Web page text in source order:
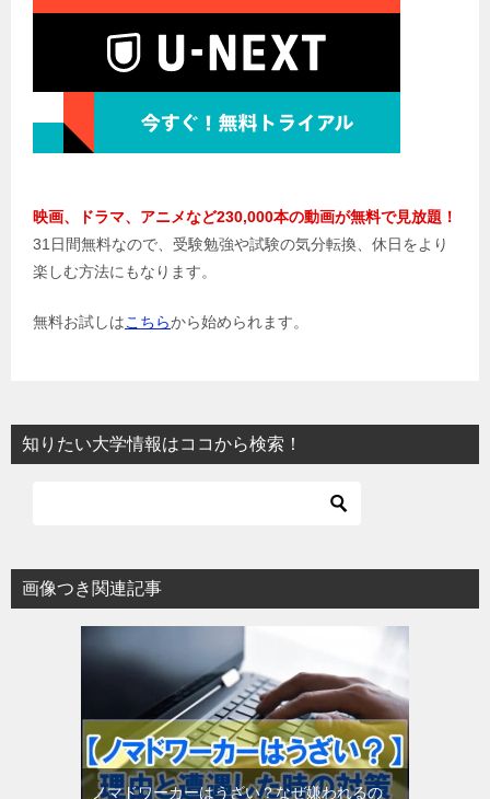
映画、ドラマ、アニメなど230,000本の動画が無料で見放題！
31日間無料なので、受験勉強や試験の気分転換、休日をより
楽しむ方法にもなります。
無料お試しはこちらから始められます。
知りたい大学情報はココから検索！
画像つき関連記事
ノマドワーカーはうざい？なぜ嫌われるの